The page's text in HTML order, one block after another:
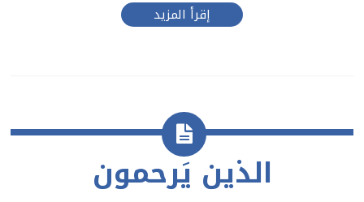
إقرأ المزيد
الذين يَرحمون